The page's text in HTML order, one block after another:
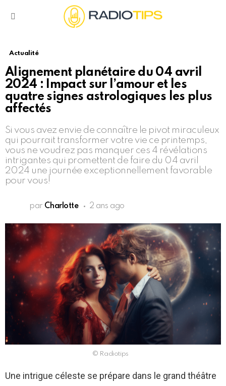
Actualité
Alignement planétaire du 04 avril
2024 : Impact sur l’amour et les
quatre signes astrologiques les plus
affectés
Si vous avez envie de connaître le pivot miraculeux
qui pourrait transformer votre vie ce printemps,
vous ne voudrez pas manquer ces 4 révélations
intrigantes qui promettent de faire du 04 avril
2024 une journée exceptionnellement favorable
pour vous!
par Charlotte 2 ans ago
© Radiotips
Une intrigue céleste se prépare dans le grand théâtre